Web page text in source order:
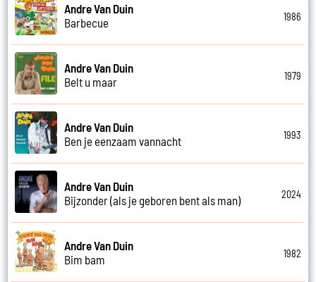
Andre Van Duin
Barbecue
1986
Andre Van Duin
Belt u maar
1979
Andre Van Duin
Ben je eenzaam vannacht
1993
Andre Van Duin
Bijzonder (als je geboren bent als man)
2024
Andre Van Duin
Bim bam
1982